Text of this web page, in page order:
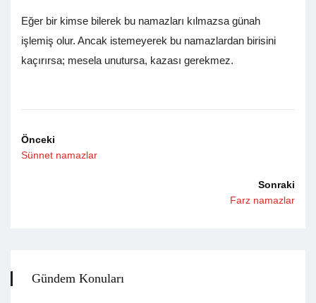
Eğer bir kimse bilerek bu namazları kılmazsa günah
işlemiş olur. Ancak istemeyerek bu namazlardan birisini
kaçırırsa; mesela unutursa, kazası gerekmez.
Önceki
Sünnet namazlar
Sonraki
Farz namazlar
Gündem Konuları